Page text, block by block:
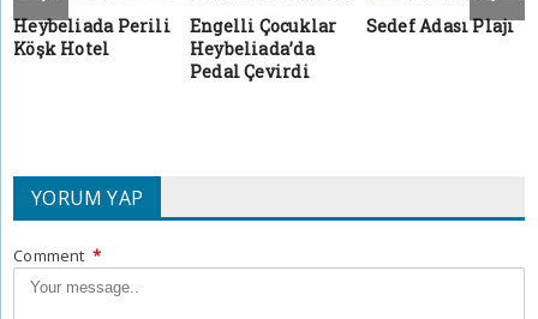
Heybeliada Perili
Köşk Hotel
Engelli Çocuklar
Heybeliada’da
Pedal Çevirdi
Sedef Adası Plajı
YORUM YAP
Comment *